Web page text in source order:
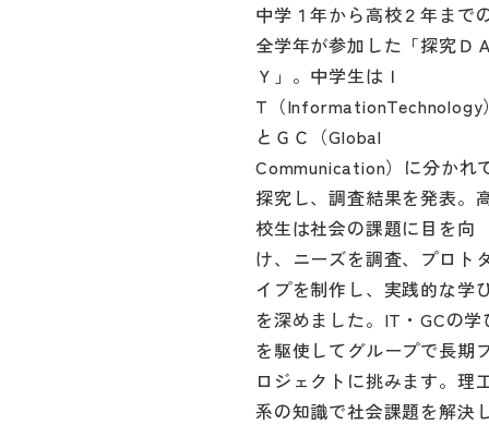
中学１年から高校２年まで
全学年が参加した「探究Ｄ
Ｙ」。中学生はＩ
T（InformationTechnology
とＧＣ（Global
Communication）に分かれ
探究し、調査結果を発表。
校生は社会の課題に目を向
け、ニーズを調査、プロト
イプを制作し、実践的な学
を深めました。IT・GCの学
を駆使してグループで長期
ロジェクトに挑みます。理
系の知識で社会課題を解決